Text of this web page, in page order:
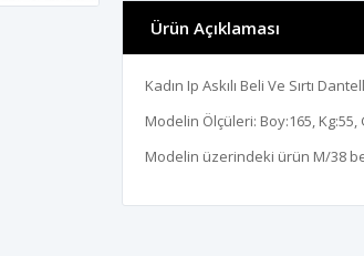
Ürün Açıklaması
Kadın Ip Askılı Beli Ve Sırtı
Modelin Ölçüleri: Boy:165, Kg:55,
Modelin üzerindeki ürün M/38